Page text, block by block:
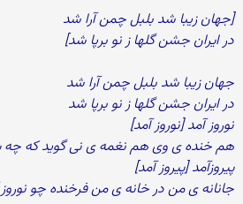
[جهان زیبا شد بلبل چمن آرا شد
در ایران جشن گلها ز نو برپا شد]
جهان زیبا شد بلبل چمن آرا شد
در ایران جشن گلها ز نو برپا شد
نوروز آمد [نوروز آمد]
هم خنده ی وی هم نغمه ی نی گوید که چه
پیروزآمد [پیروز آمد]
جانانه ی من در خانه ی من فرخنده چو